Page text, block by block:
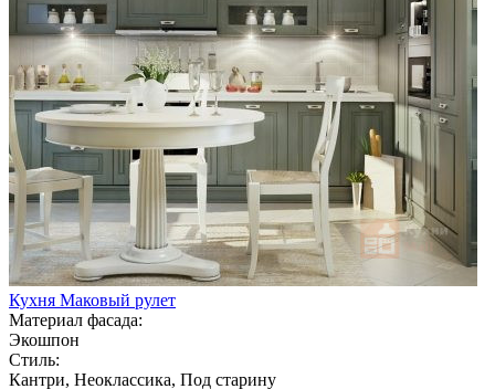
Кухня Маковый рулет
Материал фасада:
Экошпон
Стиль:
Кантри, Неоклассика, Под старину